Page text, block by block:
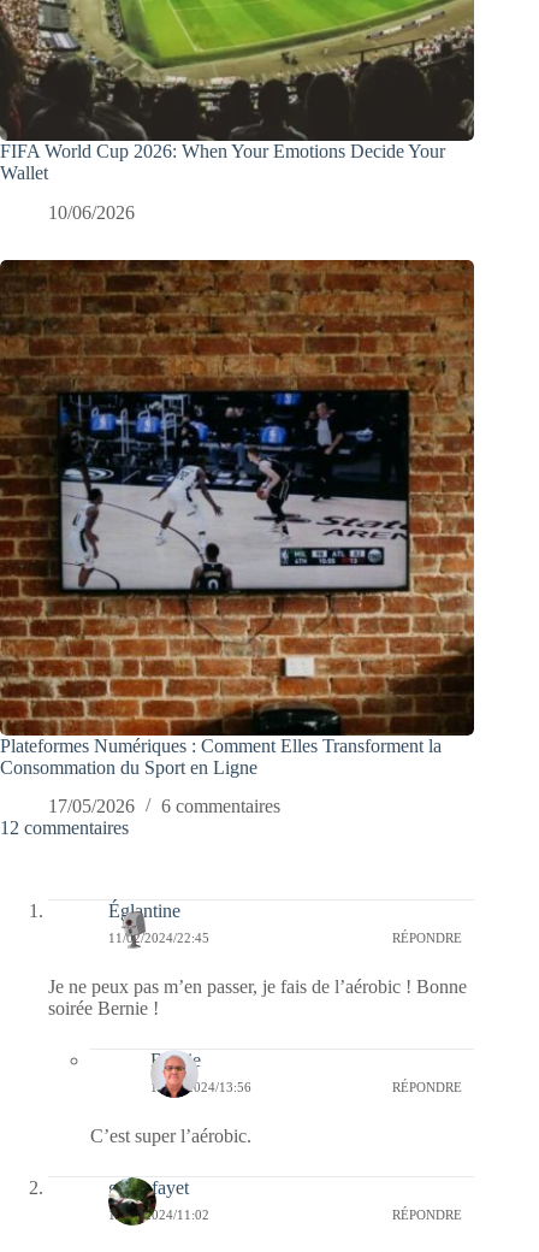
FIFA World Cup 2026: When Your Emotions Decide Your
Wallet
10/06/2026
Plateformes Numériques : Comment Elles Transforment la
Consommation du Sport en Ligne
17/05/2026
6 commentaires
12 commentaires
Églantine
11/02/2024/22:45 RÉPONDRE
Je ne peux pas m’en passer, je fais de l’aérobic ! Bonne
soirée Bernie !
Bernie
12/02/2024/13:56 RÉPONDRE
C’est super l’aérobic.
giselefayet
11/02/2024/11:02 RÉPONDRE